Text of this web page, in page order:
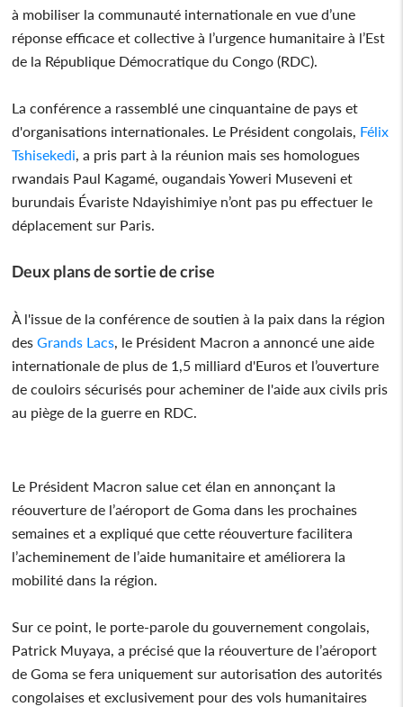
à mobiliser la communauté internationale en vue d’une
réponse efficace et collective à l’urgence humanitaire à l’Est
de la République Démocratique du Congo (RDC).
La conférence a rassemblé une cinquantaine de pays et
d'organisations internationales. Le Président congolais, Félix
Tshisekedi, a pris part à la réunion mais ses homologues
rwandais Paul Kagamé, ougandais Yoweri Museveni et
burundais Évariste Ndayishimiye n’ont pas pu effectuer le
déplacement sur Paris.
Deux plans de sortie de crise
À l'issue de la conférence de soutien à la paix dans la région
des Grands Lacs, le Président Macron a annoncé une aide
internationale de plus de 1,5 milliard d'Euros et l’ouverture
de couloirs sécurisés pour acheminer de l'aide aux civils pris
au piège de la guerre en RDC.
Le Président Macron salue cet élan en annonçant la
réouverture de l’aéroport de Goma dans les prochaines
semaines et a expliqué que cette réouverture facilitera
l’acheminement de l’aide humanitaire et améliorera la
mobilité dans la région.
Sur ce point, le porte-parole du gouvernement congolais,
Patrick Muyaya, a précisé que la réouverture de l’aéroport
de Goma se fera uniquement sur autorisation des autorités
congolaises et exclusivement pour des vols humanitaires